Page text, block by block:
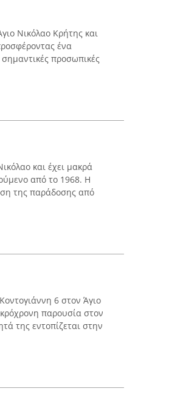
Νικόλαο Κρήτης και
ένα
προσωπικές
και έχει μακρά
από το 1968. Η
της παράδοσης από
6 στον Άγιο
παρουσία στον
της εντοπίζεται στην